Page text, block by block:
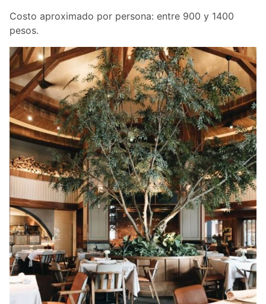
Costo aproximado por persona: entre 900 y 1400
pesos.